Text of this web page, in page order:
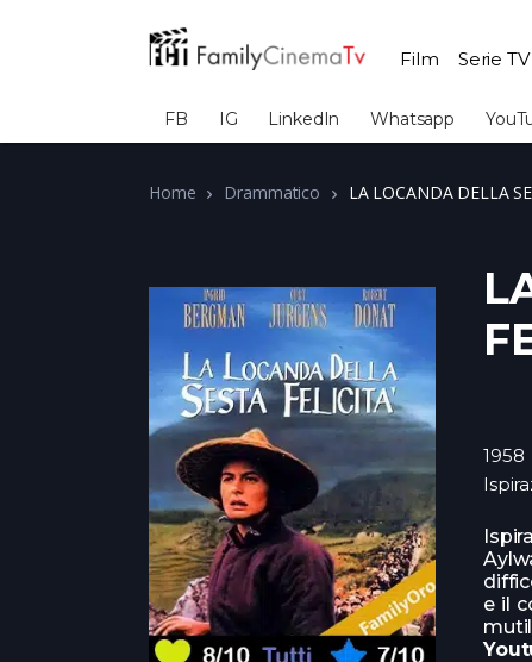
Film Serie TV
FB IG LinkedIn Whatsapp
Home Drammatico LA LOCANDA DELLA
1958
e il